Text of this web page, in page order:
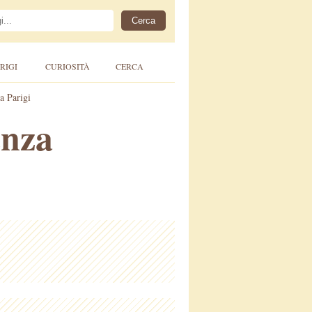
CURIOSITÀ CERCA
Parigi